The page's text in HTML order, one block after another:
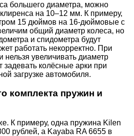
большего диаметра, можно
на 10–12 мм. К примеру,
15 дюймов на 16-дюймовые с
общий диаметр колеса, но
и спидометра будут
работать некорректно. При
нельзя увеличивать диаметр
колёсные арки при
загрузке автомобиля.
комплекта пружин и
К примеру, одна пружина Kilen
рублей, а Kayaba RA 6655 в